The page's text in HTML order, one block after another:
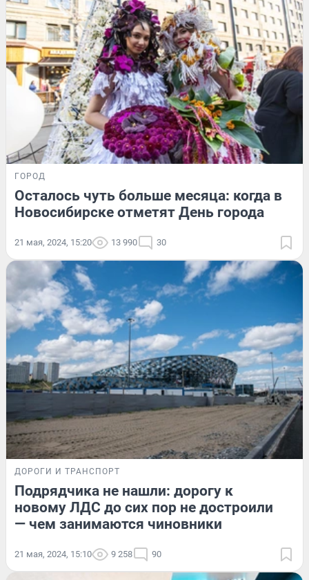
ГОРОД
Осталось чуть больше месяца: когда в
Новосибирске отметят День города
21 мая, 2024, 15:20 13 990 30
ДОРОГИ И ТРАНСПОРТ
Подрядчика не нашли: дорогу к
новому ЛДС до сих пор не достроили
— чем занимаются чиновники
21 мая, 2024, 15:10 9 258 90